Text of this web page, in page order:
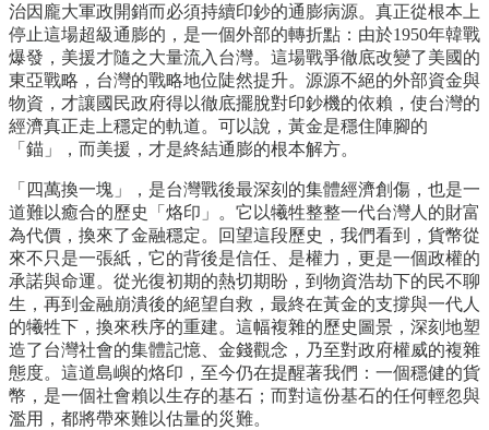
治因龐大軍政開銷而必須持續印鈔的通膨病源。真正從根本上
停止這場超級通膨的，是一個外部的轉折點：由於1950年韓戰
爆發，美援才隨之大量流入台灣。這場戰爭徹底改變了美國的
東亞戰略，台灣的戰略地位陡然提升。源源不絕的外部資金與
物資，才讓國民政府得以徹底擺脫對印鈔機的依賴，使台灣的
經濟真正走上穩定的軌道。可以說，黃金是穩住陣腳的
「錨」，而美援，才是終結通膨的根本解方。
「四萬換一塊」，是台灣戰後最深刻的集體經濟創傷，也是一
道難以癒合的歷史「烙印」。它以犧牲整整一代台灣人的財富
為代價，換來了金融穩定。回望這段歷史，我們看到，貨幣從
來不只是一張紙，它的背後是信任、是權力，更是一個政權的
承諾與命運。從光復初期的熱切期盼，到物資浩劫下的民不聊
生，再到金融崩潰後的絕望自救，最終在黃金的支撐與一代人
的犧牲下，換來秩序的重建。這幅複雜的歷史圖景，深刻地塑
造了台灣社會的集體記憶、金錢觀念，乃至對政府權威的複雜
態度。這道島嶼的烙印，至今仍在提醒著我們：一個穩健的貨
幣，是一個社會賴以生存的基石；而對這份基石的任何輕忽與
濫用，都將帶來難以估量的災難。